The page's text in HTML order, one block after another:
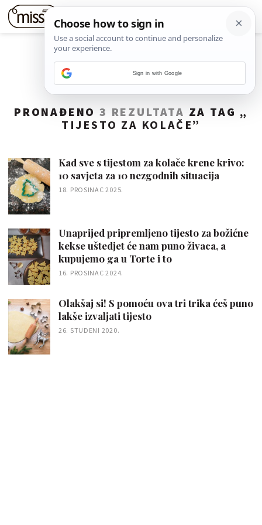
PRONAĐENO 3 REZULTATA ZA TAG „
TIJESTO ZA KOLAČE”
Kad sve s tijestom za kolače krene krivo:
10 savjeta za 10 nezgodnih situacija
18. PROSINAC 2025.
Unaprijed pripremljeno tijesto za božićne
kekse uštedjet će nam puno živaca, a
kupujemo ga u Torte i to
16. PROSINAC 2024.
Olakšaj si! S pomoću ova tri trika ćeš puno
lakše izvaljati tijesto
26. STUDENI 2020.
Sign in with Google